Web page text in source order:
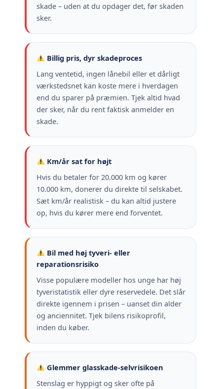
skade – uden at du opdager det, før skaden
sker.
Billig pris, dyr skadeproces
Lang ventetid, ingen lånebil eller et dårligt
værkstedsnet kan koste mere i hverdagen
end du sparer på præmien. Tjek altid hvad
der sker, når du rent faktisk anmelder en
skade.
Km/år sat for højt
Hvis du betaler for 20.000 km og kører
10.000 km, donerer du direkte til selskabet.
Sæt km/år realistisk – du kan altid justere
op, hvis du kører mere end forventet.
Bil med høj tyveri- eller
reparationsrisiko
Visse populære modeller hos unge har høj
tyveristatistik eller dyre reservedele. Det slår
direkte igennem i prisen – uanset din alder
og anciennitet. Tjek bilens risikoprofil,
inden du køber.
Glemmer glasskade-selvrisikoen
Stenslag er hyppigt og sker ofte på